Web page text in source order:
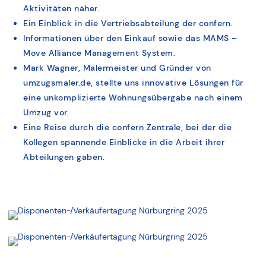
Aktivitäten näher.
Ein Einblick in die Vertriebsabteilung der confern.
Informationen über den Einkauf sowie das MAMS –
Move Alliance Management System.
Mark Wagner, Malermeister und Gründer von
umzugsmaler.de, stellte uns innovative Lösungen für
eine unkomplizierte Wohnungsübergabe nach einem
Umzug vor.
Eine Reise durch die confern Zentrale, bei der die
Kollegen spannende Einblicke in die Arbeit ihrer
Abteilungen gaben.